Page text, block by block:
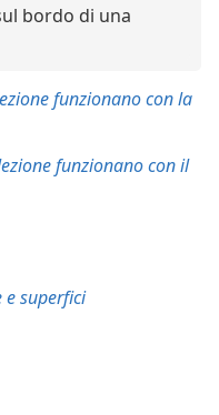
bordo di una
funzionano con la
funzionano con il
e superfici